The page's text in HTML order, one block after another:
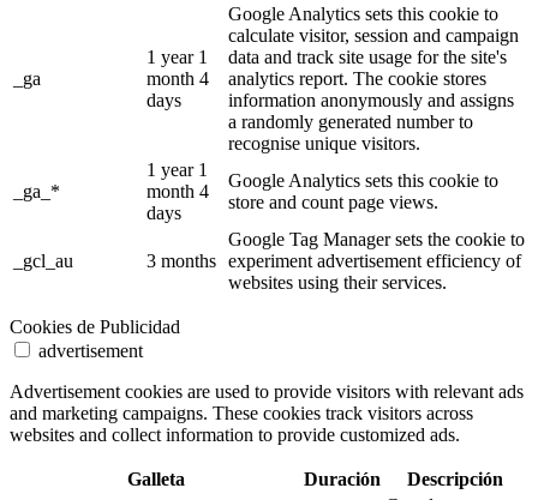
_ga
1 year 1
month 4
days
Google Analytics sets this cookie to
calculate visitor, session and campaign
data and track site usage for the site's
analytics report. The cookie stores
information anonymously and assigns
a randomly generated number to
recognise unique visitors.
_ga_*
1 year 1
month 4
days
Google Analytics sets this cookie to
store and count page views.
_gcl_au 3 months
Google Tag Manager sets the cookie to
experiment advertisement efficiency of
websites using their services.
Cookies de Publicidad
advertisement
Advertisement cookies are used to provide visitors with relevant ads
and marketing campaigns. These cookies track visitors across
websites and collect information to provide customized ads.
Galleta Duración Descripción